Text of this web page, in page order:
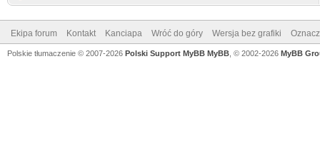
Ekipa forum Kontakt Kanciapa Wróć do góry Wersja bez grafiki
Polskie tłumaczenie © 2007-2026 Polski Support MyBB MyBB , © 2002-2026 MyBB